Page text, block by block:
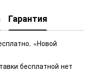
Гарантия
«Новой
бесплатной нет